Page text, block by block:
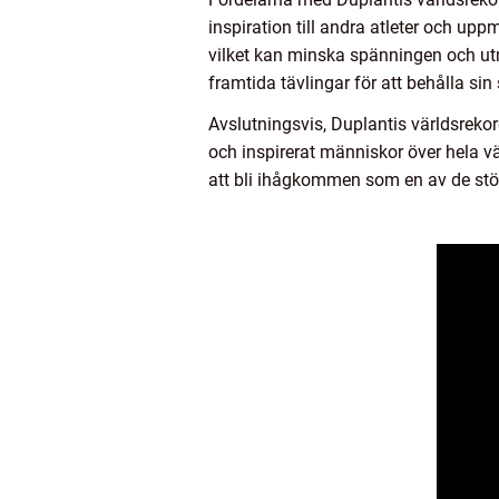
inspiration till andra atleter och
vilket kan minska spänningen och
framtida tävlingar för att behålla sin
Avslutningsvis, Duplantis
och inspirerat människor över hela
att bli ihågkommen som en av de